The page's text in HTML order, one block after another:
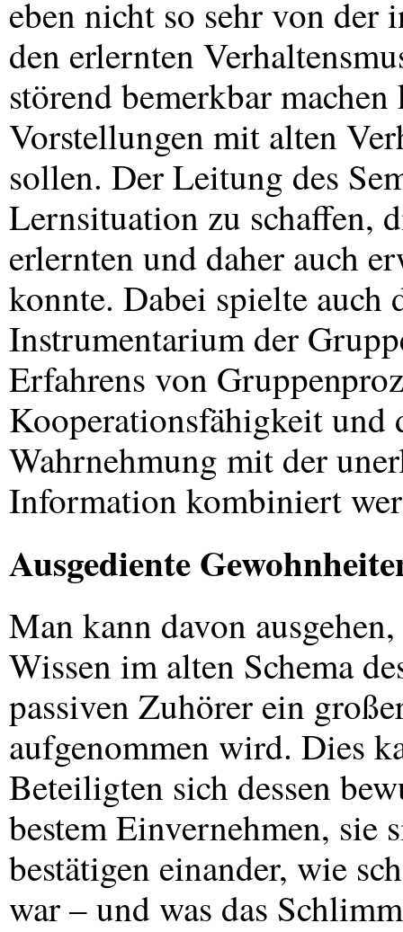
eben nicht so sehr von
den erlernten
störend bemerkbar
Vorstellungen mit alten
sollen. Der Leitung des
Lernsituation zu schaffen,
erlernten und daher auch
konnte. Dabei spielte auch
Instrumentarium der
Erfahrens von
Kooperationsfähigkeit und
Wahrnehmung mit der
Information kombiniert
Ausgediente
Man kann davon
Wissen im alten Schema
passiven Zuhörer ein
aufgenommen wird. Dies
Beteiligten sich dessen
bestem Einvernehmen, sie
bestätigen einander, wie
war – und was das